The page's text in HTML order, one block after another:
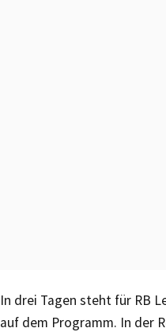
In drei Tagen steht für RB
auf dem Programm. In der